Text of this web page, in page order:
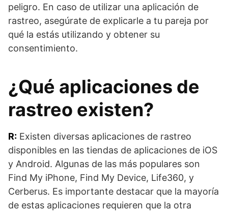
peligro. En caso de utilizar una aplicación de
rastreo, asegúrate de explicarle a tu pareja por
qué la estás utilizando y obtener su
consentimiento.
¿Qué aplicaciones de
rastreo existen?
R: Existen diversas aplicaciones de rastreo
disponibles en las tiendas de aplicaciones de iOS
y Android. Algunas de las más populares son
Find My iPhone, Find My Device, Life360, y
Cerberus. Es importante destacar que la mayoría
de estas aplicaciones requieren que la otra